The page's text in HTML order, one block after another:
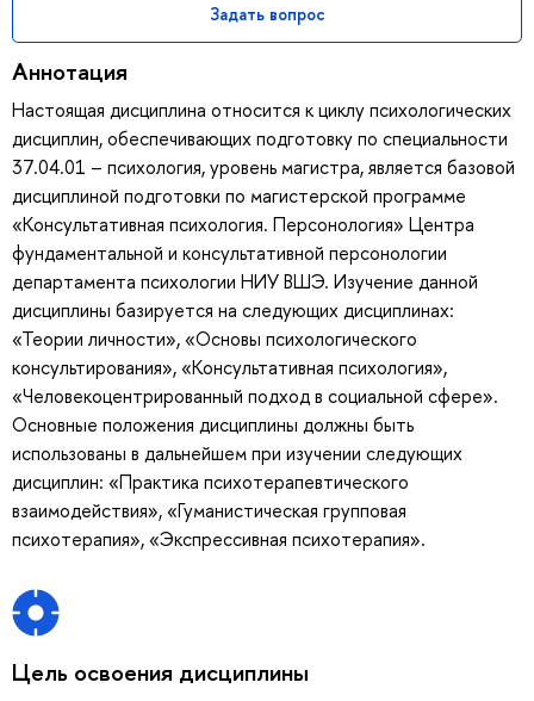
Задать вопрос
Аннотация
Настоящая дисциплина относится к циклу психологических
дисциплин, обеспечивающих подготовку по специальности
37.04.01 – психология, уровень магистра, является базовой
дисциплиной подготовки по магистерской программе
«Консультативная психология. Персонология» Центра
фундаментальной и консультативной персонологии
департамента психологии НИУ ВШЭ. Изучение данной
дисциплины базируется на следующих дисциплинах:
«Теории личности», «Основы психологического
консультирования», «Консультативная психология»,
«Человекоцентрированный подход в социальной сфере».
Основные положения дисциплины должны быть
использованы в дальнейшем при изучении следующих
дисциплин: «Практика психотерапевтического
взаимодействия», «Гуманистическая групповая
психотерапия», «Экспрессивная психотерапия».
Цель освоения дисциплины